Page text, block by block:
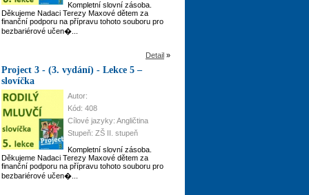
Kompletní slovní zásoba.
Děkujeme Nadaci Terezy Maxové dětem za
finanční podporu na přípravu tohoto souboru pro
bezbariérové učen�...
Detail »
Project 3 - (3. vydání) - Lekce 5 –
slovíčka
Autor:
Kód: 408
Cílové jazyky: Angličtina
Stupeň: ZŠ II. stupeň
Kompletní slovní zásoba.
Děkujeme Nadaci Terezy Maxové dětem za
finanční podporu na přípravu tohoto souboru pro
bezbariérové učen�...